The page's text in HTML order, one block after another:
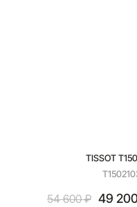
TISSOT
54 600 ₽ 49